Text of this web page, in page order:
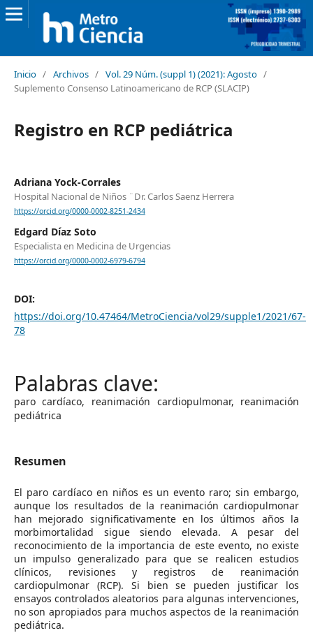
Inicio / Archivos / Vol. 29 Núm. (suppl 1) (2021): Agosto /
Suplemento Consenso Latinoamericano de RCP (SLACIP)
Registro en RCP pediátrica
Adriana Yock-Corrales
Hospital Nacional de Niños ¨Dr. Carlos Saenz Herrera
https://orcid.org/0000-0002-8251-2434
Edgard Díaz Soto
Especialista en Medicina de Urgencias
https://orcid.org/0000-0002-6979-6794
DOI:
https://doi.org/10.47464/MetroCiencia/vol29/supple1/2021/67-
78
paro cardíaco, reanimación cardiopulmonar, reanimación
pediátrica
Resumen
El paro cardíaco en niños es un evento raro; sin embargo,
aunque los resultados de la reanimación cardiopulmonar
han mejorado significativamente en los últimos años la
morbimortalidad sigue siendo elevada. A pesar del
reconocimiento de la importancia de este evento, no existe
un impulso generalizado para que se realicen estudios
clínicos, revisiones y registros de reanimación
cardiopulmonar (RCP). Si bien se pueden justificar los
ensayos controlados aleatorios para algunas intervenciones,
no son apropiados para muchos aspectos de la reanimación
pediátrica.